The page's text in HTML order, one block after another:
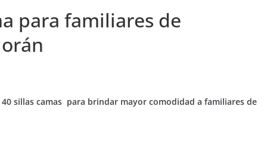
para familiares de
sillas camas para brindar mayor comodidad a familiares de